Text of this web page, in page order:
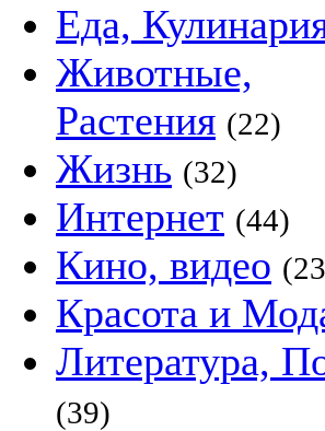
Еда,
Животные,
Растения (22)
Жизнь (32)
Интернет (44)
Кино, видео
Красота и
Литература,
(39)